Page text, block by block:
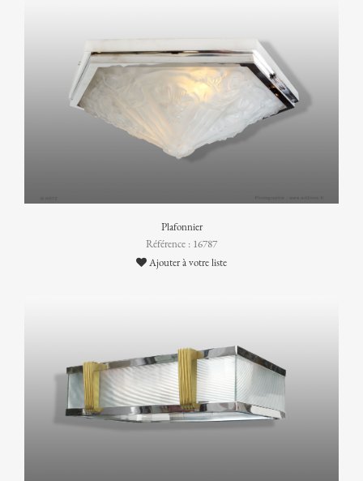
Plafonnier
Référence : 16787
Ajouter à votre liste